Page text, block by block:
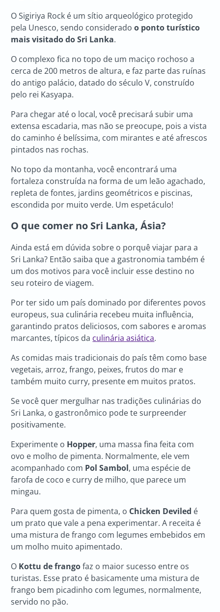
O Sigiriya Rock é um sítio arqueológico protegido
pela Unesco, sendo consideradoo ponto turístico
mais visitado doSri Lanka.
O complexo fica no topo de um maciço rochoso a
cerca de 200 metros de altura, e faz parte das ruínas
do antigo palácio, datado do século V, construído
pelo rei Kasyapa.
Para chegar até o local, você precisará subir uma
extensa escadaria, mas não se preocupe, pois a vista
do caminho é belíssima, com mirantes e até afrescos
pintados nas rochas.
No topo da montanha, você encontrará uma
fortaleza construída na forma de um leão agachado,
repleta de fontes, jardins geométricos e piscinas,
escondida por muito verde. Um espetáculo!
O que comer no Sri Lanka, Ásia?
Ainda está em dúvida sobre o porquê viajar para a
Sri Lanka? Então saiba que a gastronomia também é
um dos motivos para você incluir esse destino no
seu roteiro de viagem.
Por ter sido um país dominado por diferentes povos
europeus, sua culinária recebeu muita influência,
garantindo pratos deliciosos, com sabores e aromas
marcantes, típicos da culinária asiática.
As comidas mais tradicionais do país têm como base
vegetais, arroz, frango, peixes, frutos do mar e
também muito curry, presente em muitos pratos.
Se você quer mergulhar nas tradições culinárias do
Sri Lanka, o gastronômico pode te surpreender
positivamente.
Experimente o Hopper, uma massa fina feita com
ovo e molho de pimenta. Normalmente, ele vem
acompanhado com Pol Sambol, uma espécie de
farofa de coco e curry de milho, que parece um
mingau.
Para quem gosta de pimenta, o Chicken Deviled é
um prato que vale a pena experimentar. A receita é
uma mistura de frango com legumes embebidos em
um molho muito apimentado.
O Kottu de frangofaz o maior sucesso entre os
turistas. Esse prato é basicamente uma mistura de
frango bem picadinho com legumes, normalmente,
servido no pão.